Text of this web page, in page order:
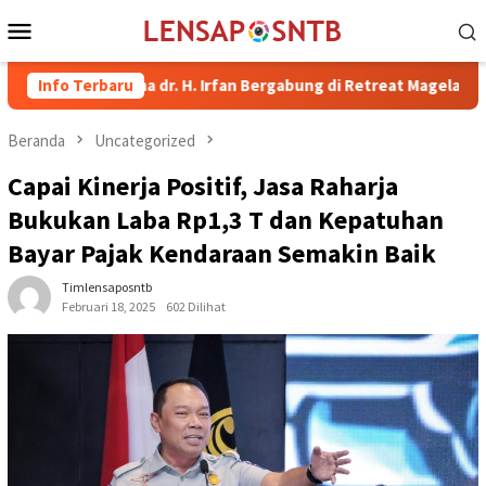
ke
Mobile
Info Terbaru
Bima dr. H. Irfan Bergabung di Retreat Magelang Rutan
Beranda Uncategorized
Capai Kinerja Positif, Jasa Raharja
Bukukan Laba Rp1,3 T dan Kepatuhan
Bayar Pajak Kendaraan Semakin Baik
Timlensaposntb
Februari 18, 2025
602 Dilihat